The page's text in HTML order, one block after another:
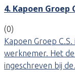
4. Kapoen Groep
(0)
Kapoen Groep
werknemer. Het
ingeschreven bij